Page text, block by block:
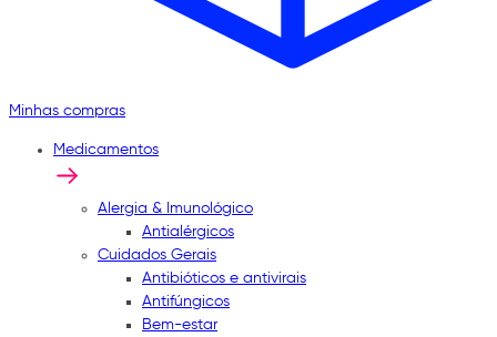
Minhas compras
Medicamentos
Alergia & Imunológico
Antialérgicos
Cuidados Gerais
Antibióticos e antivirais
Antifúngicos
Bem-estar